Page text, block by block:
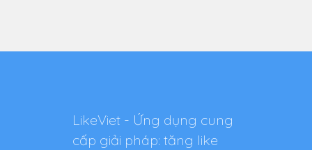
LikeViet - Ứng dụng cung
cấp giải pháp: tăng like